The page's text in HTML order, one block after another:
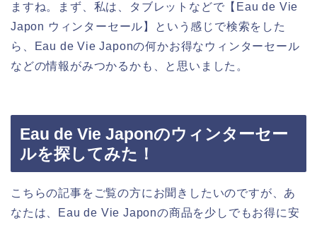
ますね。まず、私は、タブレットなどで【Eau de Vie
Japon ウィンターセール】という感じで検索をした
ら、Eau de Vie Japonの何かお得なウィンターセール
などの情報がみつかるかも、と思いました。
Eau de Vie Japonのウィンターセー
ルを探してみた！
こちらの記事をご覧の方にお聞きしたいのですが、あ
なたは、Eau de Vie Japonの商品を少しでもお得に安